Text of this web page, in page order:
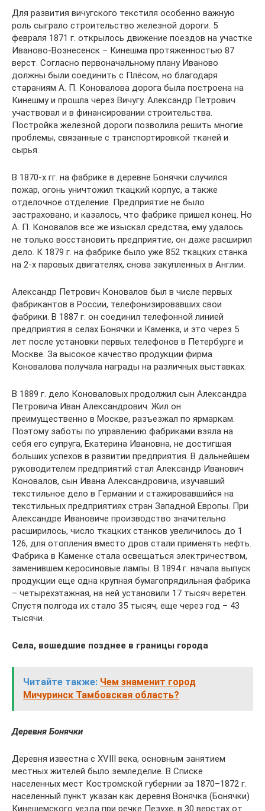
Для развития вичугского текстиля особенно важную
роль сыграло строительство железной дороги. 5
февраля 1871 г. открылось движение поездов на участке
Иваново-Вознесенск – Кинешма протяженностью 87
верст. Согласно первоначальному плану Иваново
должны были соединить с Плёсом, но благодаря
стараниям А. П. Коновалова дорога была построена на
Кинешму и прошла через Вичугу. Александр Петрович
участвовал и в финансировании строительства.
Постройка железной дороги позволила решить многие
проблемы, связанные с транспортировкой тканей и
сырья.
В 1870-х гг. на фабрике в деревне Бонячки случился
пожар, огонь уничтожил ткацкий корпус, а также
отделочное отделение. Предприятие не было
застраховано, и казалось, что фабрике пришел конец. Но
А. П. Коновалов все же изыскал средства, ему удалось
не только восстановить предприятие, он даже расширил
дело. К 1879 г. на фабрике было уже 852 ткацких станка
на 2-х паровых двигателях, снова закупленных в Англии.
Александр Петрович Коновалов был в числе первых
фабрикантов в России, телефонизировавших свои
фабрики. В 1887 г. он соединил телефонной линией
предприятия в селах Бонячки и Каменка, и это через 5
лет после установки первых телефонов в Петербурге и
Москве. За высокое качество продукции фирма
Коновалова получала награды на различных выставках.
В 1889 г. дело Коноваловых продолжил сын Александра
Петровича Иван Александрович. Жил он
преимущественно в Москве, разъезжал по ярмаркам.
Поэтому заботы по управлению фабриками взяла на
себя его супруга, Екатерина Ивановна, не достигшая
больших успехов в развитии предприятия. В дальнейшем
руководителем предприятий стал Александр Иванович
Коновалов, сын Ивана Александровича, изучавший
текстильное дело в Германии и стажировавшийся на
текстильных предприятиях стран Западной Европы. При
Александре Ивановиче производство значительно
расширилось, число ткацких станков увеличилось до 1
126, для отопления вместо дров стали применять нефть.
Фабрика в Каменке стала освещаться электричеством,
заменившем керосиновые лампы. В 1894 г. начала выпуск
продукции еще одна крупная бумагопрядильная фабрика
– четырехэтажная, на ней установили 17 тысяч веретен.
Спустя полгода их стало 35 тысяч, еще через год – 43
тысячи.
Села, вошедшие позднее в границы города
Читайте также: Чем знаменит город
Мичуринск Тамбовская область?
Деревня Бонячки
Деревня известна с XVIII века, основным занятием
местных жителей было земледелие. В Списке
населенных мест Костромской губернии за 1870–1872 г.
населенный пункт указан как деревня Вонячка (Бонячки)
Кинешемского уезда при речке Пезухе, в 30 верстах от